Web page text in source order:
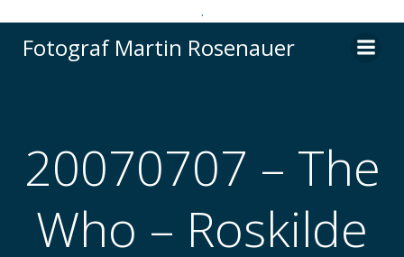
.
til
Fotograf Martin Rosenauer
20070707 – The
Who – Roskilde